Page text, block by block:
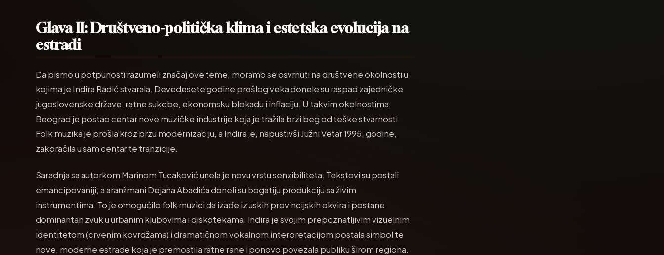
Glava II: Društveno-politička klima i estetska evolucija na
estradi
Da bismo u potpunosti razumeli značaj ove teme, moramo se osvrnuti na društvene okolnosti u
kojima je Indira Radić stvarala. Devedesete godine prošlog veka donele su raspad zajedničke
jugoslovenske države, ratne sukobe, ekonomsku blokadu i inflaciju. U takvim okolnostima,
Beograd je postao centar nove muzičke industrije koja je tražila brzi beg od teške stvarnosti.
Folk muzika je prošla kroz brzu modernizaciju, a Indira je, napustivši Južni Vetar 1995. godine,
zakoračila u sam centar te tranzicije.
Saradnja sa autorkom Marinom Tucaković unela je novu vrstu senzibiliteta. Tekstovi su postali
emancipovaniji, a aranžmani Dejana Abadića doneli su bogatiju produkciju sa živim
instrumentima. To je omogućilo folk muzici da izađe iz uskih provincijskih okvira i postane
dominantan zvuk u urbanim klubovima i diskotekama. Indira je svojim prepoznatljivim vizuelnim
identitetom (crvenim kovrdžama) i dramatičnom vokalnom interpretacijom postala simbol te
nove, moderne estrade koja je premostila ratne rane i ponovo povezala publiku širom regiona.